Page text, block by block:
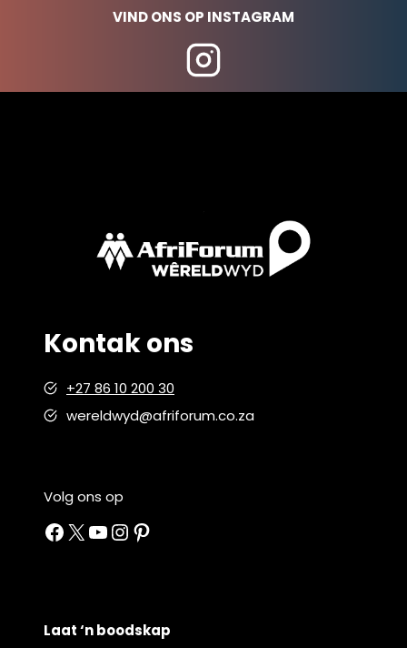
VIND ONS OP INSTAGRAM
Kontak ons
+27 86 10 200 30
wereldwyd@afriforum.co.za
Volg ons op
Facebook
X YouTube
Instagram
Pinterest
Laat ‘n boodskap